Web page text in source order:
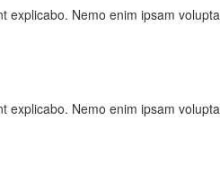
Nemo enim ipsam
Nemo enim ipsam